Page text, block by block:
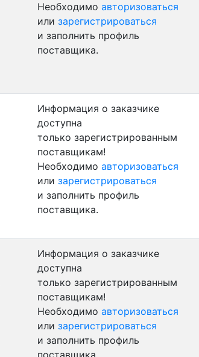
Необходимо авторизоваться
или зарегистрироваться
и заполнить профиль
поставщика.
Информация о заказчике
доступна
только зарегистрированным
поставщикам!
Необходимо авторизоваться
или зарегистрироваться
и заполнить профиль
поставщика.
Информация о заказчике
доступна
только зарегистрированным
поставщикам!
Необходимо авторизоваться
или зарегистрироваться
и заполнить профиль
поставщика.